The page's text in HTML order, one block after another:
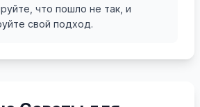
что пошло не так, и
свой подход.